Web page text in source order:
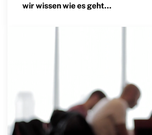
wir wissen wie es geht...